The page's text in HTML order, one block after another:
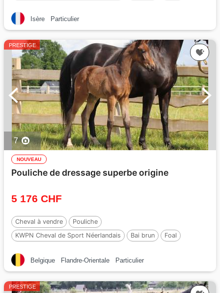
Isère
Particulier
PRESTIGE
7
NOUVEAU
Pouliche de dressage superbe origine
5 176 CHF
Cheval à vendre
Pouliche
KWPN Cheval de Sport Néerlandais
Bai brun
Foal
Belgique
Flandre-Orientale Particulier
PRESTIGE